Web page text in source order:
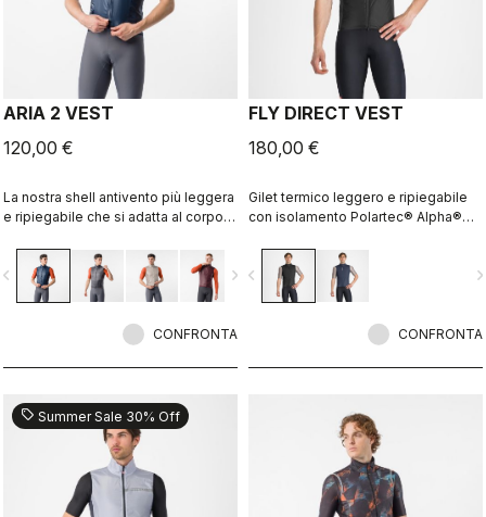
ARIA 2 VEST
120,00 €
La nostra shell antivento più leggera
e ripiegabile che si adatta al corpo
traspirante elasticizzato. Blocca
efficacemente il vento sulla parte
anteriore senza causare
navigate_next
CONFRONTA
FLY DIRECT VEST
180,00 €
Gilet termico leggero e ripiegabile
con isolamento Polartec® Alpha®
navigate_before
CONFRONTA
sell Summer Sale 30% Off